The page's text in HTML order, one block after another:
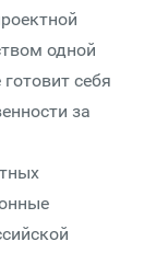
одной
себя
за